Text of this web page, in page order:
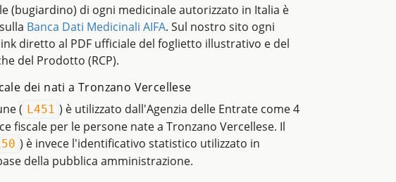
(bugiardino) di ogni medicinale autorizzato in Italia è
Banca Dati Medicinali AIFA. Sul nostro sito ogni
diretto al PDF ufficiale del foglietto illustrativo e del
del Prodotto (RCP).
dei nati a Tronzano Vercellese
( L451 ) è utilizzato dall'Agenzia delle Entrate come 4
fiscale per le persone nate a Tronzano Vercellese. Il
) è invece l'identificativo statistico utilizzato in
della pubblica amministrazione.